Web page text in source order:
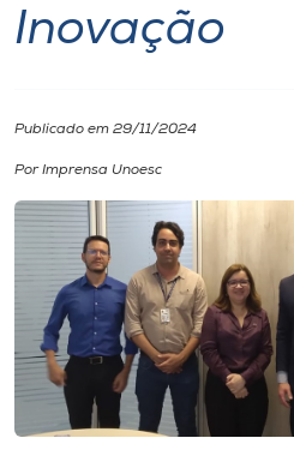
Internacionalização
Diplomados
Cultura
CPA
Biblioteca
Inovação
Publicado em 29/11/2024
Por Imprensa Unoesc